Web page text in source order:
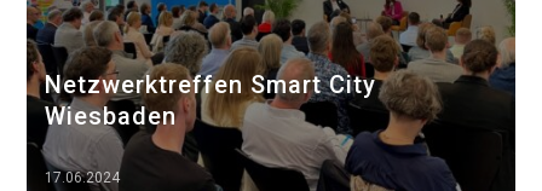
Netzwerktreffen Smart City
Wiesbaden
17.06.2024